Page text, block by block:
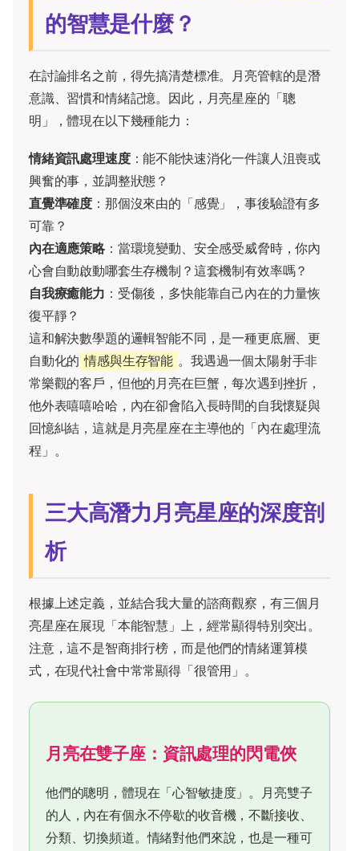
的智慧是什麼？
在討論排名之前，得先搞清楚標准。月亮管轄的是潛
意識、習慣和情緒記憶。因此，月亮星座的「聰
明」，體現在以下幾種能力：
情緒資訊處理速度：能不能快速消化一件讓人沮喪或
興奮的事，並調整狀態？
直覺準確度 ：那個沒來由的「感覺」，事後驗證有多
可靠？
內在適應策略：當環境變動、安全感受威脅時，你內
心會自動啟動哪套生存機制？這套機制有效率嗎？
自我療癒能力 ：受傷後，多快能靠自己內在的力量恢
復平靜？
這和解決數學題的邏輯智能不同，是一種更底層、更
自動化的 情感與生存智能 。我遇過一個太陽射手非
常樂觀的客戶，但他的月亮在巨蟹，每次遇到挫折，
他外表嘻嘻哈哈，內在卻會陷入長時間的自我懷疑與
回憶糾結，這就是月亮星座在主導他的「內在處理流
程」。
三大高潛力月亮星座的深度剖
析
根據上述定義，並結合我大量的諮商觀察，有三個月
亮星座在展現「本能智慧」上，經常顯得特別突出。
注意，這不是智商排行榜，而是他們的情緒運算模
式，在現代社會中常常顯得「很管用」。
月亮在雙子座：資訊處理的閃電俠
他們的聰明，體現在「心智敏捷度」。月亮雙子
的人，內在有個永不停歇的收音機，不斷接收、
分類、切換頻道。情緒對他們來說，也是一種可